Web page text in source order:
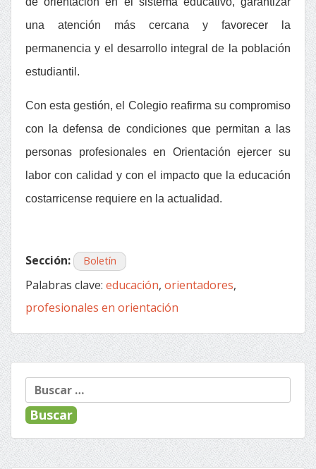
una atención más cercana y favorecer la
permanencia y el desarrollo integral de la población
estudiantil.
Con esta gestión, el Colegio reafirma su compromiso
con la defensa de condiciones que permitan a las
personas profesionales en Orientación ejercer su
labor con calidad y con el impacto que la educación
costarricense requiere en la actualidad.
Sección: Boletín
Palabras clave: educación, orientadores,
profesionales en orientación
Navegación
de
entradas